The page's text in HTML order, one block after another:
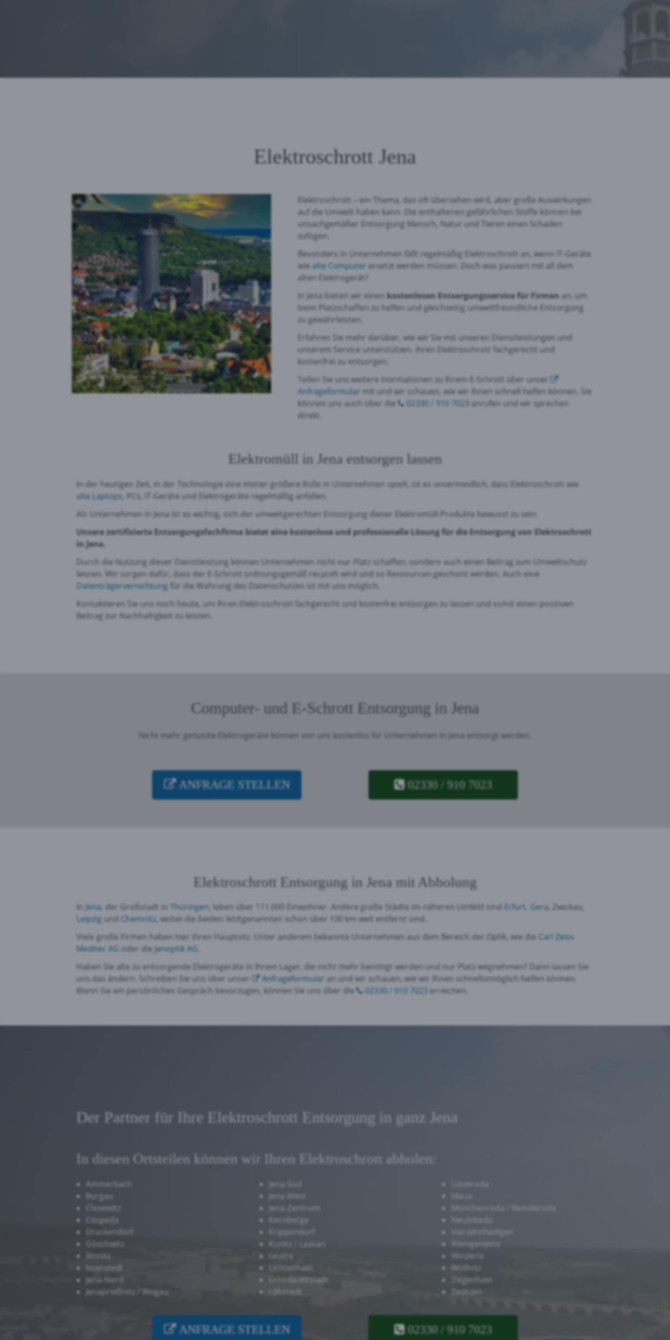
Elektroschrott Jena
Elektroschrott – ein Thema, das oft übersehen wird, aber große Auswirkungen
auf die Umwelt haben kann. Die enthaltenen gefährlichen Stoffe können bei
unsachgemäßer Entsorgung Mensch, Natur und Tieren einen Schaden
zufügen.
Besonders in Unternehmen fällt regelmäßig Elektroschrott an, wenn IT-Geräte
wie alte Computer ersetzt werden müssen. Doch was passiert mit all dem
alten Elektrogerät?
In Jena bieten wir einen kostenlosen Entsorgungsservice für Firmen an, um
beim Platzschaffen zu helfen und gleichzeitig umweltfreundliche Entsorgung
zu gewährleisten.
Erfahren Sie mehr darüber, wie wir Sie mit unseren Dienstleistungen und
unserem Service unterstützen, ihren Elektroschrott fachgerecht und
kostenfrei zu entsorgen.
Teilen Sie uns weitere Inormationen zu Ihrem E-Schrott über unser
Anfrageformular mit und wir schauen, wie wir Ihnen schnell helfen können. Sie
können uns auch über die
02330 / 910 7023 anrufen und wir sprechen
direkt.
Elektromüll in Jena entsorgen lassen
In der heutigen Zeit, in der Technologie eine immer größere Rolle in Unternehmen spielt, ist es unvermeidlich, dass Elektroschrott wie
alte Laptops , PCs, IT-Geräte und Elektrogeräte regelmäßig anfallen.
Als Unternehmen in Jena ist es wichtig, sich der umweltgerechten Entsorgung dieser Elektromüll-Produkte bewusst zu sein.
Unsere zertifizierte Entsorgungsfachfirma bietet eine kostenlose und professionelle Lösung für die Entsorgung von Elektroschrott
in Jena.
Durch die Nutzung dieser Dienstleistung können Unternehmen nicht nur Platz schaffen, sondern auch einen Beitrag zum Umweltschutz
leisten. Wir sorgen dafür, dass der E-Schrott ordnungsgemäß recycelt wird und so Ressourcen geschont werden. Auch eine
Datenträgervernichtung für die Wahrung des Datenschutzes ist mit uns möglich.
Kontaktieren Sie uns noch heute, um Ihren Elektroschrott fachgerecht und kostenfrei entsorgen zu lassen und somit einen positiven
Beitrag zur Nachhaltigkeit zu leisten.
Computer- und E-Schrott Entsorgung in Jena
Nicht mehr genutzte Elektrogeräte können von uns kostenlos für Unternehmen in Jena entsorgt werden.
ANFRAGE STELLEN 02330 / 910 7023
Elektroschrott Entsorgung in Jena mit Abholung
In Jena, der Großstadt in Thüringen , leben über 111.000 Einwohner. Andere große Städte im näheren Umfeld sind Erfurt Gera, Zwickau,
Leipzig und Chemnitz , wobei die beiden letztgenannten schon über 100 km weit entfernt sind.
Viele große Firmen haben hier ihren Hauptsitz. Unter anderem bekannte Unternehmen aus dem Bereich der Optik, wie die Carl Zeiss
Meditec AG oder die Jenoptik AG
Haben Sie alte zu entsorgende Elektrogeräte in Ihrem Lager, die nicht mehr benötigt werden und nur Platz wegnehmen? Dann lassen Sie
uns das ändern. Schreiben Sie uns über unser
Anfrageformular an und wir schauen, wie wir Ihnen schnellstmöglich helfen können.
Wenn Sie ein persönliches Gespräch bevorzugen, können Sie uns über die
02330 / 910 7023 erreichen.
Der Partner für Ihre Elektroschrott Entsorgung in ganz Jena
In diesen Ortsteilen können wir Ihren Elektroschrott abholen:
Ammerbach
Burgau
Closewitz
Cospeda
Drackendorf
Göschwitz
Ilmnitz
Isserstedt
Jena-Nord
Jenaprießnitz / Wogau
Jena-Süd
Jena-West
Jena-Zentrum
Kernberge
Krippendorf
Kunitz / Laasan
Leutra
Lichtenhain
Lobeda-Altstadt
Löbstedt
Neulobeda
Winzerla
Wöllnitz
Ziegenhain
Zwätzen
ANFRAGE STELLEN 02330 / 910 7023